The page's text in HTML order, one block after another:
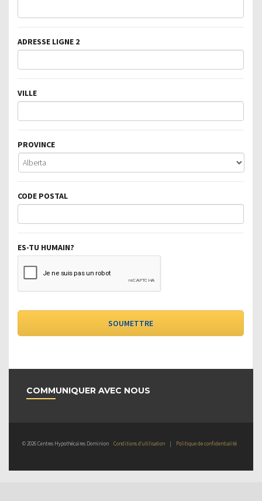
ADRESSE LIGNE 2
VILLE
PROVINCE
CODE POSTAL
ES-TU HUMAIN?
COMMUNIQUER AVEC NOUS
© 2026 Centres Hypothécaires Dominion Conditions d’utilisation | Politique de confidentialité